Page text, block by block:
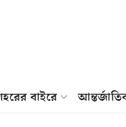
বাইরে